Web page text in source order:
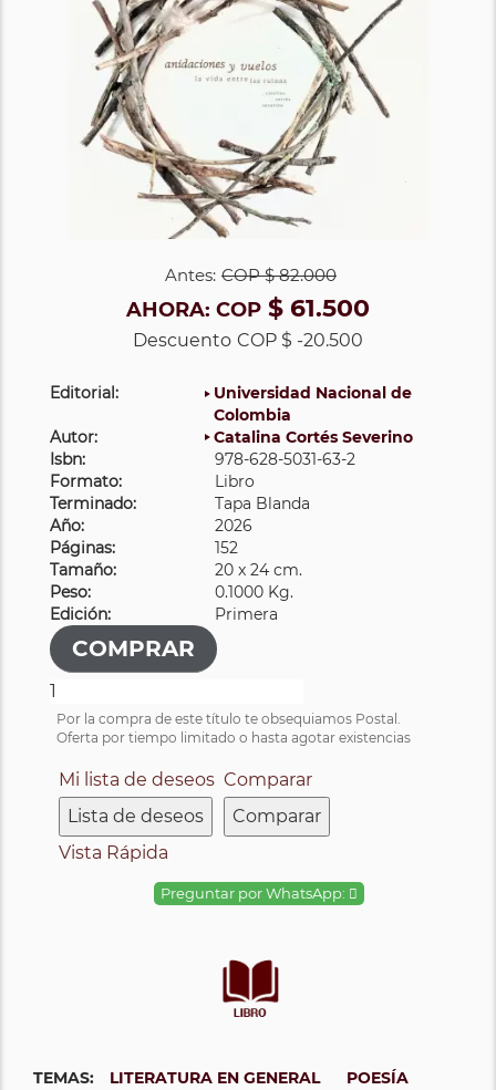
Antes: COP$ 82.000
AHORA: COP $ 61.500
Descuento COP $ -20.500
Editorial:
Universidad Nacional de
Colombia
Autor:
Catalina Cortés Severino
Isbn:
978-628-5031-63-2
Formato:
Libro
Terminado:
Tapa Blanda
Año:
2026
Páginas:
152
Tamaño:
20 x 24 cm.
Peso:
0.1000 Kg.
Edición:
Primera
Por la compra de este título te obsequiamos Postal.
Oferta por tiempo limitado o hasta agotar existencias
Mi lista de deseos
Lista de deseos
Comparar
Comparar
Vista Rápida
Preguntar por WhatsApp:
TEMAS: LITERATURA EN GENERAL POESÍA